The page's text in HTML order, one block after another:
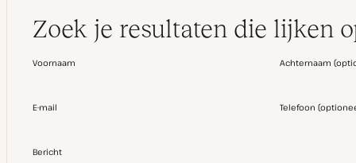
Zoek je resultaten die lijken
Voornaam Achternaam (
E-mail Telefoon (
Bericht